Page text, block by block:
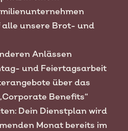
unsere Brot- und
Anlässen
und Feiertagsarbeit
über das
Benefits“
Dein Dienstplan wird
Monat bereits im